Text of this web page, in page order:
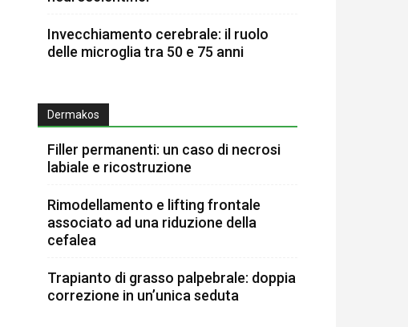
Invecchiamento cerebrale: il ruolo
delle microglia tra 50 e 75 anni
Dermakos
Filler permanenti: un caso di necrosi
labiale e ricostruzione
Rimodellamento e lifting frontale
associato ad una riduzione della
cefalea
Trapianto di grasso palpebrale: doppia
correzione in un’unica seduta